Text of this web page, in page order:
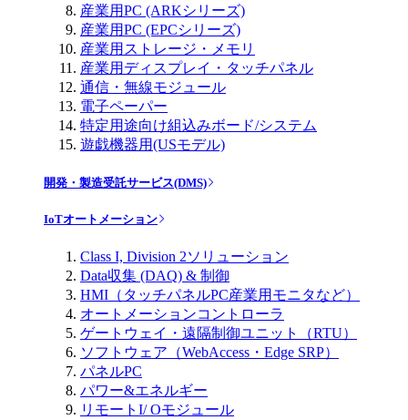
産業用PC (ARKシリーズ)
産業用PC (EPCシリーズ)
産業用ストレージ・メモリ
産業用ディスプレイ・タッチパネル
通信・無線モジュール
電子ペーパー
特定用途向け組込みボード/システム
遊戯機器用(USモデル)
開発・製造受託サービス(DMS)
IoTオートメーション
Class I, Division 2ソリューション
Data収集 (DAQ) & 制御
HMI（タッチパネルPC産業用モニタなど）
オートメーションコントローラ
ゲートウェイ・遠隔制御ユニット（RTU）
ソフトウェア（WebAccess・Edge SRP）
パネルPC
パワー&エネルギー
リモートI/ Oモジュール